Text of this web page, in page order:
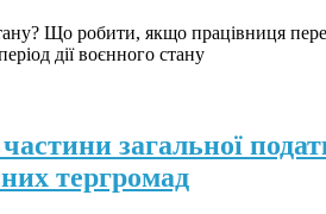
Що робити, якщо працівниця
дії воєнного стану
загальної
тергромад